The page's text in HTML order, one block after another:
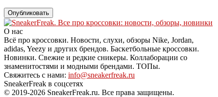
О нас
Всё про кроссовки. Новости, слухи, обзоры Nike, Jordan,
adidas, Yeezy и других брендов. Баскетбольные кроссовки.
Новинки. Свежие и редкие сникеры. Коллаборации со
знаменитостями и модными брендами. ТОПы.
Свяжитесь с нами: info@sneakerfreak.ru
SneakerFreak в соцсетях
© 2019-2026 SneakerFreak.ru. Все права защищены.